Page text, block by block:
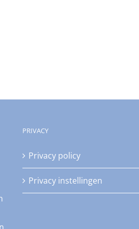
PRIVACY
Privacy policy
Privacy instellingen